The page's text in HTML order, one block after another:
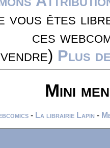
vous êtes
ces
Plus
Mini
- La librairie Lapin -